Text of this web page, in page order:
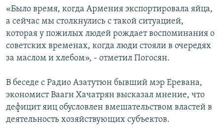
«Было время, когда Армения экспортировала яйца,
а сейчас мы столкнулись с такой ситуацией,
которая у пожилых людей рождает воспоминания о
советских временах, когда люди стояли в очередях
за маслом и хлебом», - отметил Погосян.
В беседе с Радио Азатутюн бывший мэр Еревана,
экономист Ваагн Хачатрян высказал мнение, что
дефицит яиц обусловлен вмешательством властей в
деятельность хозяйствующих субъектов.